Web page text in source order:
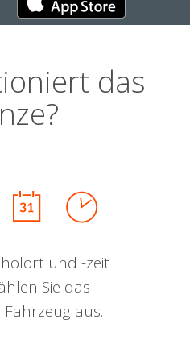
das
und -zeit
Sie das
aus.